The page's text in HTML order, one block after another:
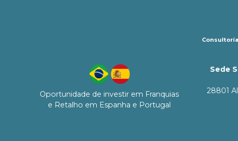
Oportunidade de investir em Franquias
e Retalho em Espanha e Portugal
Sede
28801